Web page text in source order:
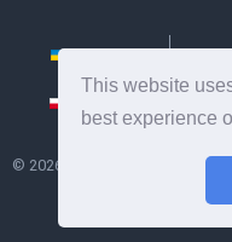
This website
best experience
© 2026
- Полезна